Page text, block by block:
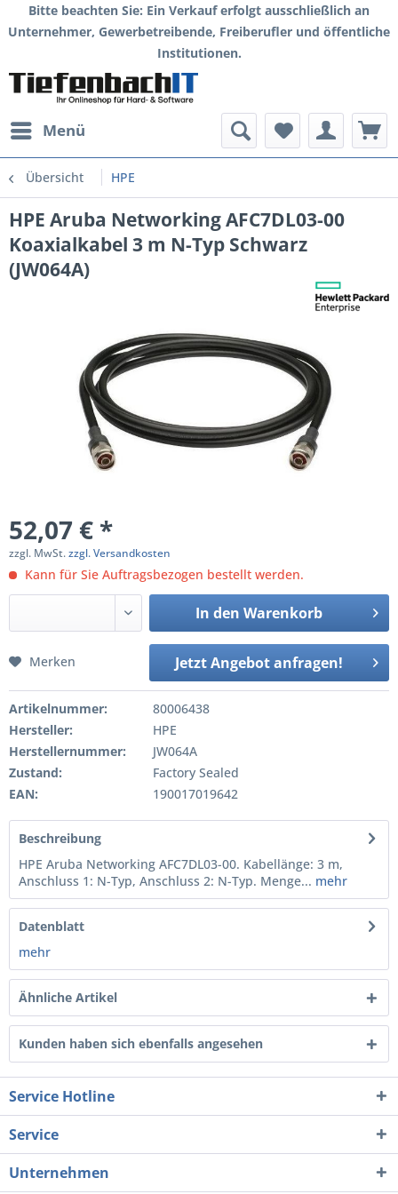
Bitte beachten Sie: Ein Verkauf erfolgt ausschließlich an
Unternehmer, Gewerbetreibende, Freiberufler und öffentliche
Institutionen.
Menü
Übersicht HPE
HPE Aruba Networking AFC7DL03-00
Koaxialkabel 3 m N-Typ Schwarz
(JW064A)
52,07 € *
zzgl. MwSt.zzgl. Versandkosten
Kann für Sie Auftragsbezogen bestellt werden.
In den Warenkorb
Jetzt Angebot anfragen!
Merken
Artikelnummer:
80006438
Hersteller:
HPE
Herstellernummer:
JW064A
Zustand:
Factory Sealed
EAN:
190017019642
Beschreibung
HPE Aruba Networking AFC7DL03-00. Kabellänge: 3 m,
Anschluss 1: N-Typ, Anschluss 2: N-Typ. Menge... mehr
Datenblatt
mehr
Ähnliche Artikel
Kunden haben sich ebenfalls angesehen
Service Hotline
Service
Unternehmen